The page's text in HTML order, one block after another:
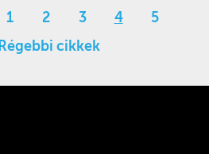
1 2 3 4
5
Régebbi cikkek